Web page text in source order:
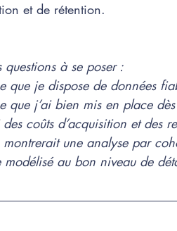
et de rétention.
questions à se poser :
que je dispose de données
que j’ai bien mis en place
des coûts d’acquisition et des
une analyse par
au bon niveau de